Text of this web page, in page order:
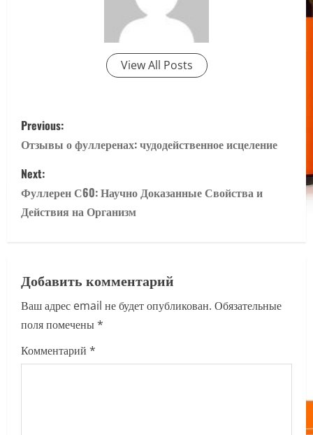
View All Posts
P
o
s
t
v
i
g
Previous:
Отзывы о фуллеренах: чудодейственное исцеление
Next:
Фуллерен С60: Научно Доказанные Свойства и
Действия на Организм
Добавить комментарий
Ваш адрес email не будет опубликован. Обязательные
поля помечены*
Комментарий *